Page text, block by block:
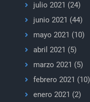
julio 2021 (24)
junio 2021 (44)
mayo 2021 (10)
abril 2021 (5)
marzo 2021 (5)
febrero 2021 (10)
enero 2021 (2)